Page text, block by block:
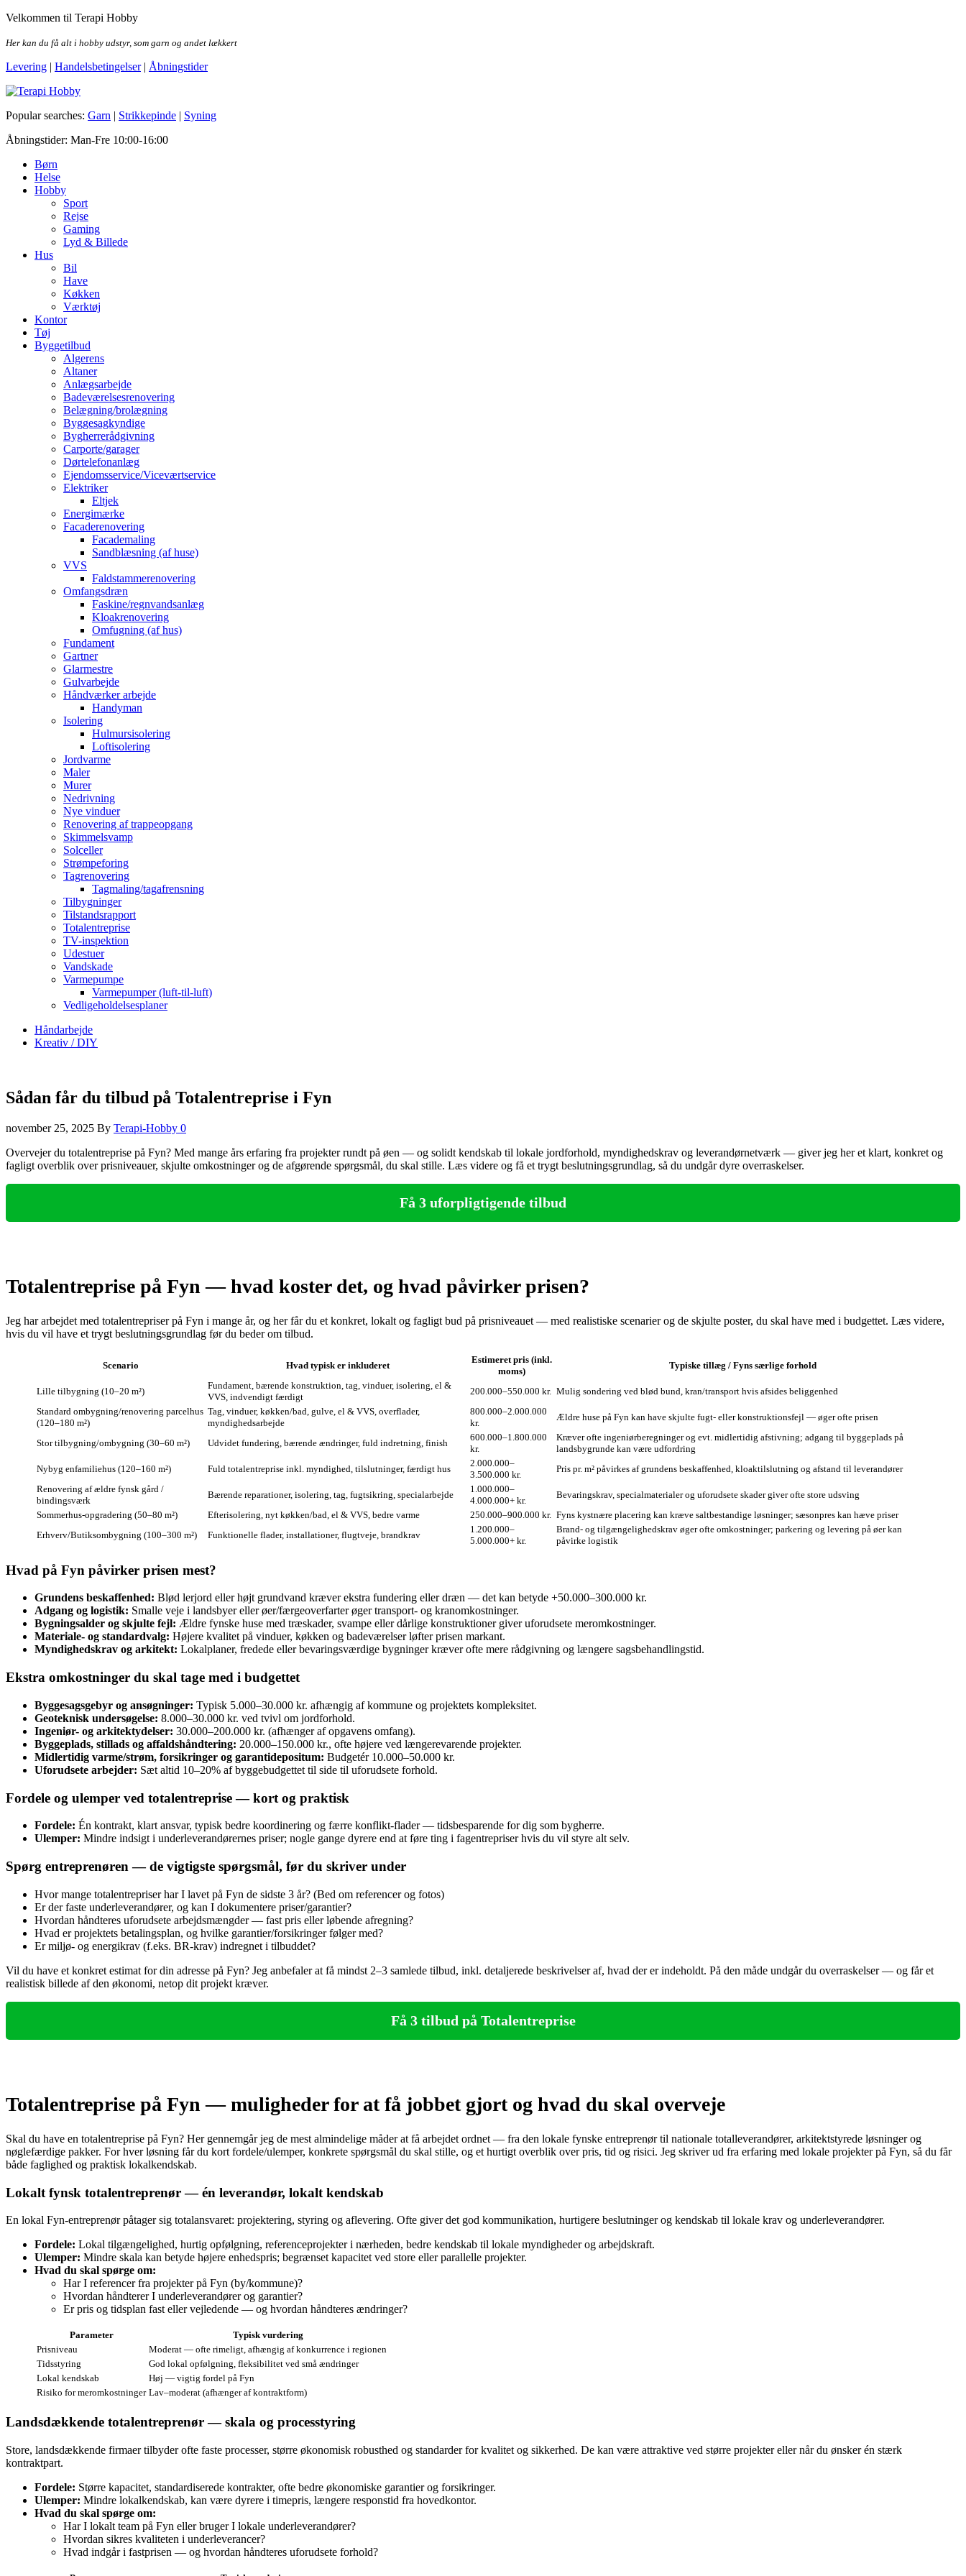
Skip
the
Velkommen til Terapi Hobby
Her kan du få alt i hobby udstyr, som garn og andet lækkert
Levering | Handelsbetingelser| Åbningstider
Terapi Hobby
Popular searches: Garn | Strikkepinde | Syning
Åbningstider: Man-Fre 10:00-16:00
Børn
Helse
Hobby
Sport
Rejse
Gaming
Lyd & Billede
Hus
Bil
Have
Køkken
Værktøj
Kontor
Tøj
Byggetilbud
Algerens
Altaner
Anlægsarbejde
Badeværelsesrenovering
Belægning/brolægning
Byggesagkyndige
Bygherrerådgivning
Carporte/garager
Dørtelefonanlæg
Ejendomsservice/Viceværtservice
Elektriker
Eltjek
Energimærke
Facaderenovering
Facademaling
Sandblæsning (af huse)
VVS
Faldstammerenovering
Omfangsdræn
Faskine/regnvandsanlæg
Kloakrenovering
Omfugning (af hus)
Fundament
Gartner
Glarmestre
Gulvarbejde
Håndværker arbejde
Handyman
Isolering
Hulmursisolering
Loftisolering
Jordvarme
Maler
Murer
Nedrivning
Nye vinduer
Renovering af trappeopgang
Skimmelsvamp
Solceller
Strømpeforing
Tagrenovering
Tagmaling/tagafrensning
Tilbygninger
Tilstandsrapport
Totalentreprise
TV-inspektion
Udestuer
Vandskade
Varmepumpe
Varmepumper (luft-til-luft)
Vedligeholdelsesplaner
Håndarbejde
Kreativ / DIY
Sådan får du tilbud på Totalentreprise i Fyn
november 25, 2025 By Terapi-Hobby 0
Overvejer du totalentreprise på Fyn? Med mange års erfaring fra projekter rundt på øen — og solidt kendskab til lokale jordforhold, myndighedskrav og leverandørnetværk — giver jeg her et klart, konkret og
fagligt overblik over prisniveauer, skjulte omkostninger og de afgørende spørgsmål, du skal stille. Læs videre og få et trygt beslutningsgrundlag, så du undgår dyre overraskelser.
Få 3 uforpligtigende tilbud
Totalentreprise på Fyn — hvad koster det, og hvad påvirker prisen?
Jeg har arbejdet med totalentrepriser på Fyn i mange år, og her får du et konkret, lokalt og fagligt bud på prisniveauet — med realistiske scenarier og de skjulte poster, du skal have med i budgettet. Læs videre,
hvis du vil have et trygt beslutningsgrundlag før du beder om tilbud.
Scenario Hvad typisk er inkluderet
Estimeret pris (inkl.
moms)
Typiske tillæg / Fyns særlige forhold
Lille tilbygning (10–20 m²)
Fundament, bærende konstruktion, tag, vinduer, isolering, el &
VVS, indvendigt færdigt
200.000–550.000 kr. Mulig sondering ved blød bund, kran/transport hvis afsides beliggenhed
Standard ombygning/renovering parcelhus
(120–180 m²)
Tag, vinduer, køkken/bad, gulve, el & VVS, overflader,
myndighedsarbejde
800.000–2.000.000
kr.
Ældre huse på Fyn kan have skjulte fugt‑ eller konstruktionsfejl — øger ofte prisen
Stor tilbygning/ombygning (30–60 m²) Udvidet fundering, bærende ændringer, fuld indretning, finish
600.000–1.800.000
kr.
Kræver ofte ingeniørberegninger og evt. midlertidig afstivning; adgang til byggeplads på
landsbygrunde kan være udfordring
Nybyg enfamiliehus (120–160 m²)
Fuld totalentreprise inkl. myndighed, tilslutninger, færdigt hus
2.000.000–
3.500.000 kr.
Pris pr. m² påvirkes af grundens beskaffenhed, kloaktilslutning og afstand til leverandører
Renovering af ældre fynsk gård /
bindingsværk
Bærende reparationer, isolering, tag, fugtsikring, specialarbejde
1.000.000–
4.000.000+ kr.
Bevaringskrav, specialmaterialer og uforudsete skader giver ofte store udsving
Sommerhus-opgradering (50–80 m²)
Efterisolering, nyt køkken/bad, el & VVS, bedre varme 250.000–900.000 kr. Fyns kystnære placering kan kræve saltbestandige løsninger; sæsonpres kan hæve priser
Erhverv/Butiksombygning (100–300 m²)
Funktionelle flader, installationer, flugtveje, brandkrav
1.200.000–
5.000.000+ kr.
Brand- og tilgængelighedskrav øger ofte omkostninger; parkering og levering på øer kan
påvirke logistik
Hvad på Fyn påvirker prisen mest?
Grundens beskaffenhed: Blød lerjord eller højt grundvand kræver ekstra fundering eller dræn — det kan betyde +50.000–300.000 kr.
Adgang og logistik: Smalle veje i landsbyer eller øer/færgeoverfarter øger transport- og kranomkostninger.
Bygningsalder og skjulte fejl: Ældre fynske huse med træskader, svampe eller dårlige konstruktioner giver uforudsete meromkostninger.
Materiale‑ og standardvalg: Højere kvalitet på vinduer, køkken og badeværelser løfter prisen markant.
Myndighedskrav og arkitekt: Lokalplaner, fredede eller bevaringsværdige bygninger kræver ofte mere rådgivning og længere sagsbehandlingstid.
Ekstra omkostninger du skal tage med i budgettet
Byggesagsgebyr og ansøgninger: Typisk 5.000–30.000 kr. afhængig af kommune og projektets kompleksitet.
Geoteknisk undersøgelse: 8.000–30.000 kr. ved tvivl om jordforhold.
Ingeniør- og arkitektydelser: 30.000–200.000 kr. (afhænger af opgavens omfang).
Byggeplads, stillads og affaldshåndtering: 20.000–150.000 kr., ofte højere ved længerevarende projekter.
Midlertidig varme/strøm, forsikringer og garantidepositum: Budgetér 10.000–50.000 kr.
Uforudsete arbejder: Sæt altid 10–20% af byggebudgettet til side til uforudsete forhold.
Fordele og ulemper ved totalentreprise — kort og praktisk
Fordele: Én kontrakt, klart ansvar, typisk bedre koordinering og færre konflikt‑flader — tidsbesparende for dig som bygherre.
Ulemper: Mindre indsigt i underleverandørernes priser; nogle gange dyrere end at føre ting i fagentrepriser hvis du vil styre alt selv.
Spørg entreprenøren — de vigtigste spørgsmål, før du skriver under
Hvor mange totalentrepriser har I lavet på Fyn de sidste 3 år? (Bed om referencer og fotos)
Er der faste underleverandører, og kan I dokumentere priser/garantier?
Hvordan håndteres uforudsete arbejdsmængder — fast pris eller løbende afregning?
Hvad er projektets betalingsplan, og hvilke garantier/forsikringer følger med?
Er miljø- og energikrav (f.eks. BR-krav) indregnet i tilbuddet?
Vil du have et konkret estimat for din adresse på Fyn? Jeg anbefaler at få mindst 2–3 samlede tilbud, inkl. detaljerede beskrivelser af, hvad der er indeholdt. På den måde undgår du overraskelser — og får et
realistisk billede af den økonomi, netop dit projekt kræver.
Få 3 tilbud på Totalentreprise
Totalentreprise på Fyn — muligheder for at få jobbet gjort og hvad du skal overveje
Skal du have en totalentreprise på Fyn? Her gennemgår jeg de mest almindelige måder at få arbejdet ordnet — fra den lokale fynske entreprenør til nationale totalleverandører, arkitektstyrede løsninger og
nøglefærdige pakker. For hver løsning får du kort fordele/ulemper, konkrete spørgsmål du skal stille, og et hurtigt overblik over pris, tid og risici. Jeg skriver ud fra erfaring med lokale projekter på Fyn, så du får
både faglighed og praktisk lokalkendskab.
Lokalt fynsk totalentreprenør — én leverandør, lokalt kendskab
En lokal Fyn-entreprenør påtager sig totalansvaret: projektering, styring og aflevering. Ofte giver det god kommunikation, hurtigere beslutninger og kendskab til lokale krav og underleverandører.
Fordele: Lokal tilgængelighed, hurtig opfølgning, referenceprojekter i nærheden, bedre kendskab til lokale myndigheder og arbejdskraft.
Ulemper: Mindre skala kan betyde højere enhedspris; begrænset kapacitet ved store eller parallelle projekter.
Hvad du skal spørge om:
Har I referencer fra projekter på Fyn (by/kommune)?
Hvordan håndterer I underleverandører og garantier?
Er pris og tidsplan fast eller vejledende — og hvordan håndteres ændringer?
Parameter
Typisk vurdering
Prisniveau
Moderat — ofte rimeligt, afhængig af konkurrence i regionen
Tidsstyring
God lokal opfølgning, fleksibilitet ved små ændringer
Lokal kendskab
Høj — vigtig fordel på Fyn
Risiko for meromkostninger Lav–moderat (afhænger af kontraktform)
Landsdækkende totalentreprenør — skala og processtyring
Store, landsdækkende firmaer tilbyder ofte faste processer, større økonomisk robusthed og standarder for kvalitet og sikkerhed. De kan være attraktive ved større projekter eller når du ønsker én stærk
kontraktpart.
Fordele: Større kapacitet, standardiserede kontrakter, ofte bedre økonomiske garantier og forsikringer.
Ulemper: Mindre lokalkendskab, kan være dyrere i timepris, længere responstid fra hovedkontor.
Hvad du skal spørge om:
Har I lokalt team på Fyn eller bruger I lokale underleverandører?
Hvordan sikres kvaliteten i underleverancer?
Hvad indgår i fastprisen — og hvordan håndteres uforudsete forhold?